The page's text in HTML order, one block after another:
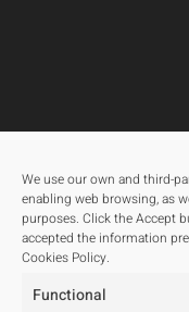
We use our own and third-
enabling web browsing, as
purposes. Click the Accept
accepted the information
Cookies Policy.
Functional